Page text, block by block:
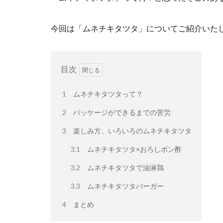
今回は「ムネチキタツタ」についてご紹介いた
目次
1 ムネチキタツタって？
2 パッケージができるまでの苦労
3 楽しみ方、いろいろのムネチキタツタ
3.1 ムネチキタツタ×おろしポン酢
3.2 ムネチキタツタで油淋鶏
3.3 ムネチキタツタバーガー
4 まとめ